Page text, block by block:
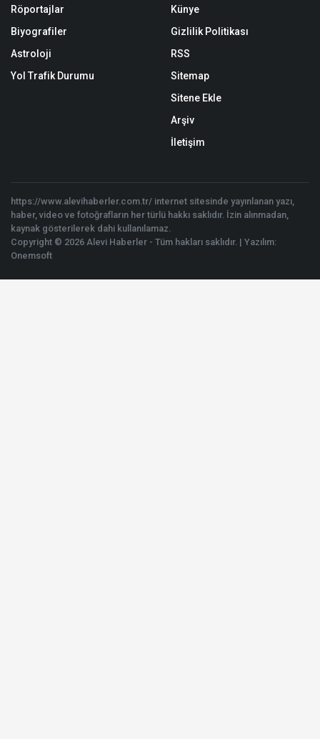
Röportajlar
Biyografiler
Astroloji
Yol Trafik Durumu
Künye
Gizlilik Politikası
RSS
Sitemap
Sitene Ekle
Arşiv
İletişim
https://www.alevihaberler.com.tr/ internet sitesinde yayınlanan yazı,
haber, video ve fotoğrafların her türlü hakkı saklıdır. İzin alınmadan,
kaynak gösterilerek dahi kullanılamaz.
Copyright © 2026 Alevi Haberler - Tüm hakları saklıdır. | Yazılım:
Onemsoft